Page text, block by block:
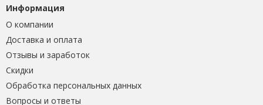
Информация
О компании
Доставка и оплата
Отзывы и заработок
Скидки
Обработка персональных данных
Вопросы и ответы